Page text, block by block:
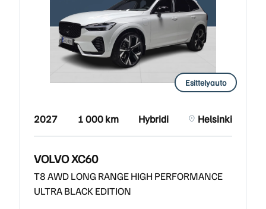
Esittelyauto
2027 1 000 km Hybridi Helsinki
VOLVO XC60
T8 AWD LONG RANGE HIGH PERFORMANCE
ULTRA BLACK EDITION